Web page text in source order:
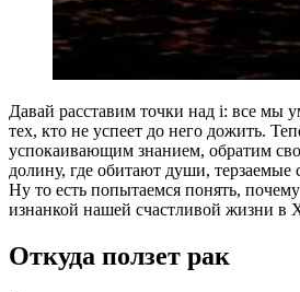
Давай расставим точки над i: все мы
тех, кто не успеет до него дожить.
успокаивающим знанием, обратим
долину, где обитают души,
Ну то есть попытаемся понять,
изнанкой нашей счастливой жизни в
Откуда ползет рак